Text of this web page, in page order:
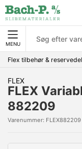
MENU
Flex tilbehør &
FLEX
FLEX
882209
Varenummer: FLEX882209